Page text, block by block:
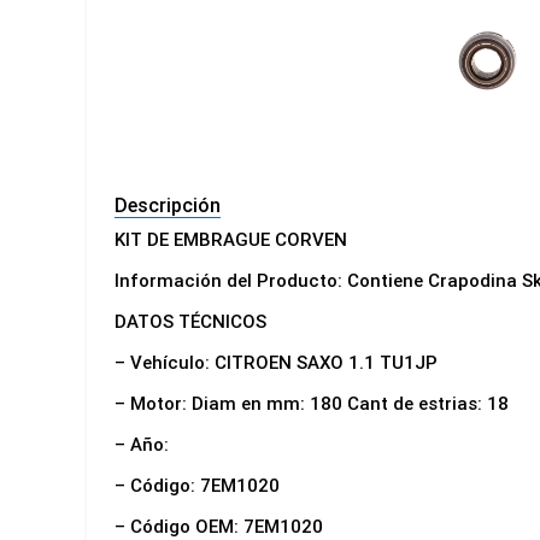
Descripción
KIT DE EMBRAGUE CORVEN
Información del Producto: Contiene Crapodina
DATOS TÉCNICOS
– Vehículo: CITROEN SAXO 1.1 TU1JP
– Motor: Diam en mm: 180 Cant de estrias: 18
– Año:
– Código: 7EM1020
– Código OEM: 7EM1020